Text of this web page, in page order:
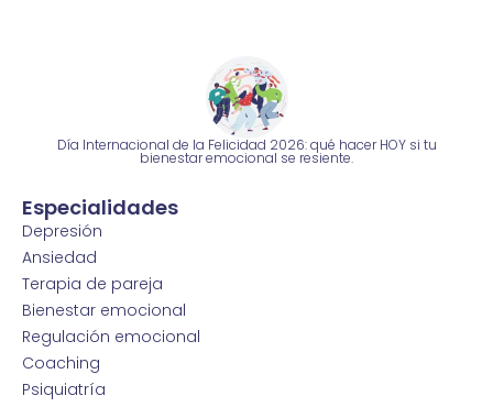
Día Internacional de la Felicidad 2026: qué hacer HOY si tu
bienestar emocional se resiente.
Especialidades
Depresión
Ansiedad
Terapia de pareja
Bienestar emocional
Regulación emocional
Coaching
Psiquiatría